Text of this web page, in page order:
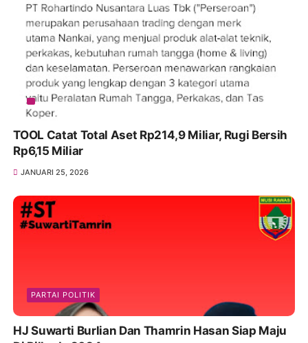
TOOL Catat Total Aset Rp214,9 Miliar, Rugi Bersih
Rp6,15 Miliar
JANUARI 25, 2026
PARTAI POLITIK
HJ Suwarti Burlian Dan Thamrin Hasan Siap Maju